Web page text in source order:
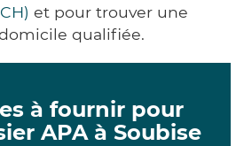
et pour trouver une
qualifiée.
à fournir pour
APA à Soubise